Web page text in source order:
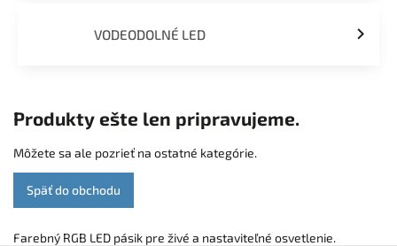
VODEODOLNÉ LED
Produkty ešte len pripravujeme.
Môžete sa ale pozrieť na ostatné kategórie.
Späť do obchodu
Farebný RGB LED pásik pre živé a nastaviteľné osvetlenie.